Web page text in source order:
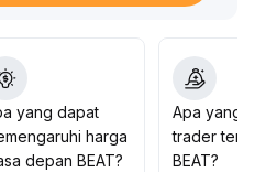
penataan ulang, dengan
hingga US$1,80
yang dapat
harga
depan BEAT?
Apa yang
trader
BEAT?